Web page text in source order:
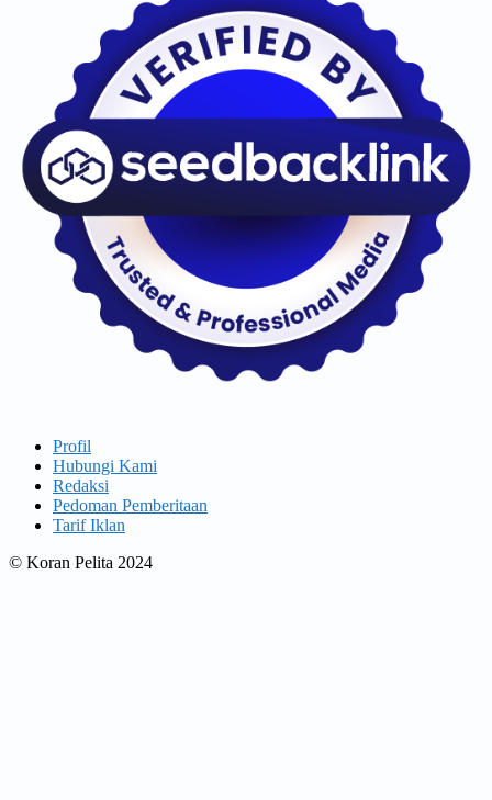
Profil
Hubungi Kami
Redaksi
Pedoman Pemberitaan
Tarif Iklan
© Koran Pelita 2024